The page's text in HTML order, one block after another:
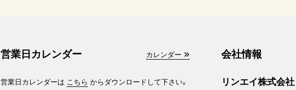
営業日カレンダー カレンダー
営業日カレンダーは こちら からダウンロードして下さい。
会社情報
リンエイ株式会社